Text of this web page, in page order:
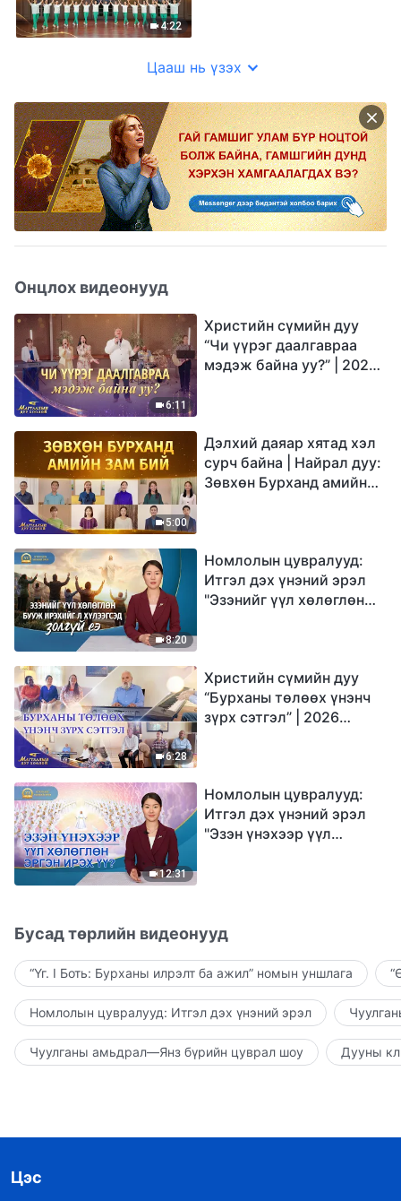
4:22
Цааш нь үзэх
Онцлох видеонууд
6:11
Христийн сүмийн дуу
“Чи үүрэг даалгавраа
мэдэж байна уу?” | 2026
5:00
Дэлхий даяар хятад хэл
сурч байна | Найрал дуу:
Зөвхөн Бурханд амийн
8:20
Номлолын цувралууд:
Итгэл дэх үнэний эрэл
"Эзэнийг үүл хөлөглөн
6:28
Христийн сүмийн дуу
“Бурханы төлөөх үнэнч
зүрх сэтгэл” | 2026
12:31
Номлолын цувралууд:
Итгэл дэх үнэний эрэл
"Эзэн үнэхээр үүл
Бусад төрлийн видеонууд
“Үг. I Боть: Бурханы илрэлт ба ажил” номын уншлага
Номлолын цувралууд: Итгэл дэх үнэний эрэл
Чуулганы амьдрал—Янз бүрийн цуврал шоу Дууны
Цэс